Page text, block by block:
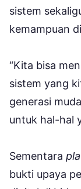
sistem
kemampuan
“Kita bisa
sistem yang
generasi
untuk hal-hal
Sementara
bukti upaya